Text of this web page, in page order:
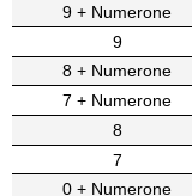
9 + Numerone
9
8 + Numerone
7 + Numerone
8
7
0 + Numerone